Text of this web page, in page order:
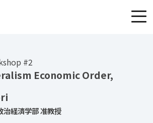
#2
Economic Order,
治経済学部 准教授